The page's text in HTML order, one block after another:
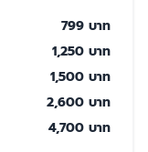
799 บาท
1,250 บาท
1,500 บาท
2,600 บาท
4,700 บาท